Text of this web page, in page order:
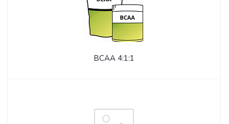
BCAA 4:1:1